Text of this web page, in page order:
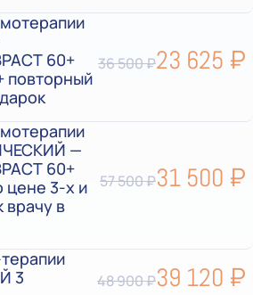
60+
повторный
36 500 ₽23 625 ₽
—
60+
цене 3-х и
врачу в
57 500 ₽31 500 ₽
3
48 900 ₽39 120 ₽